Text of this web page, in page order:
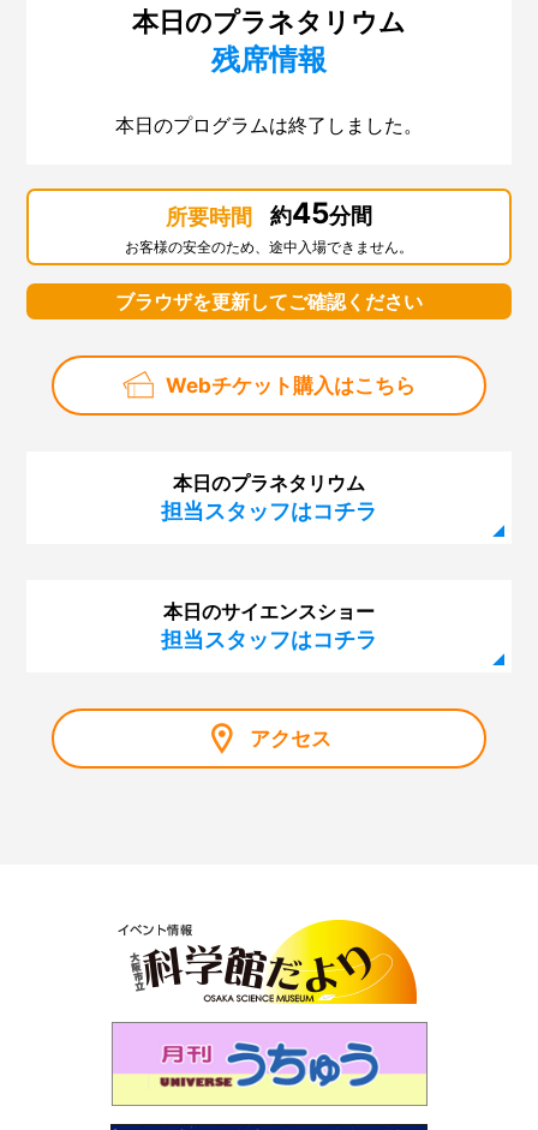
本日のプラネタリウム
残席情報
本日のプログラムは終了しました。
所要時間 約45分間
お客様の安全のため、途中入場できません。
ブラウザを更新してご確認ください
Webチケット購入はこちら
本日のプラネタリウム
担当スタッフはコチラ
本日のサイエンスショー
担当スタッフはコチラ
アクセス